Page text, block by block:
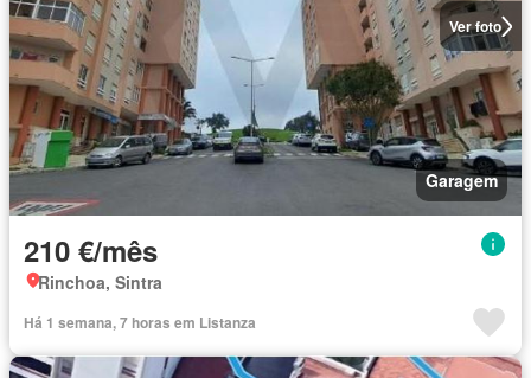
Ver foto
Garagem
210 €/mês
Rinchoa, Sintra
Há 1 semana, 7 horas em Listanza